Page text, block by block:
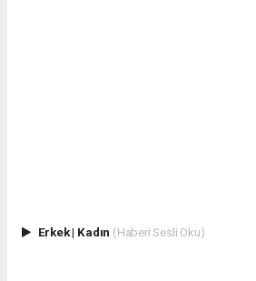
Erkek| Kadın (Haberi Sesli Oku)